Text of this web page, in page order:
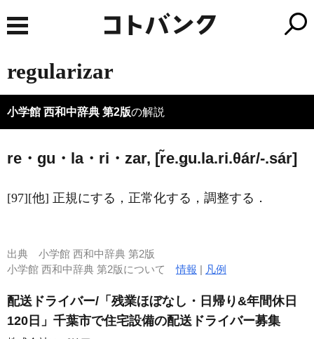
regularizar
小学館 西和中辞典 第2版の解説
re・gu・la・ri・zar, [r̃e.ǥu.la.ri.θár/-.sár]
[97][他] 正規にする，正常化する，調整する．
出典 小学館 西和中辞典 第2版
小学館 西和中辞典 第2版について情報 | 凡例
配送ドライバー/「残業ほぼなし・日帰り&年間休日
120日」千葉市で住宅設備の配送ドライバー募集